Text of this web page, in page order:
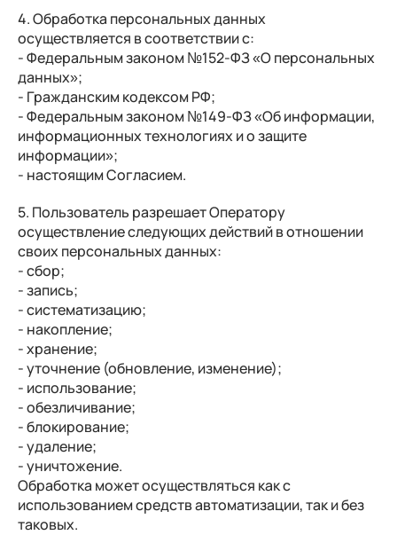
4. Обработка персональных данных
осуществляется в соответствии с:
- Федеральным законом №152-ФЗ «О персональных
данных»;
- Гражданским кодексом РФ;
- Федеральным законом №149-ФЗ «Об информации,
информационных технологиях и о защите
информации»;
- настоящим Согласием.
5. Пользователь разрешает Оператору
осуществление следующих действий в отношении
своих персональных данных:
- сбор;
- запись;
- систематизацию;
- накопление;
- хранение;
- уточнение (обновление, изменение);
- использование;
- обезличивание;
- блокирование;
- удаление;
- уничтожение.
Обработка может осуществляться как с
использованием средств автоматизации, так и без
таковых.